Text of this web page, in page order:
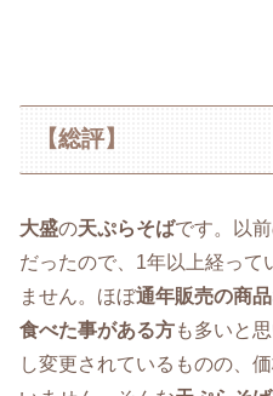
【総評】
大盛の天ぷらそばです。以
だったので、1年以上経って
ません。ほぼ通年販売の商品
食べた事がある方も多いと
し変更されているものの、